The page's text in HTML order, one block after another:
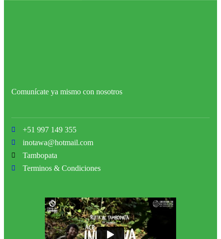
Comunícate ya mismo con nosotros
+51 997 149 355
inotawa@hotmail.com
Tambopata
Terminos & Condiciones